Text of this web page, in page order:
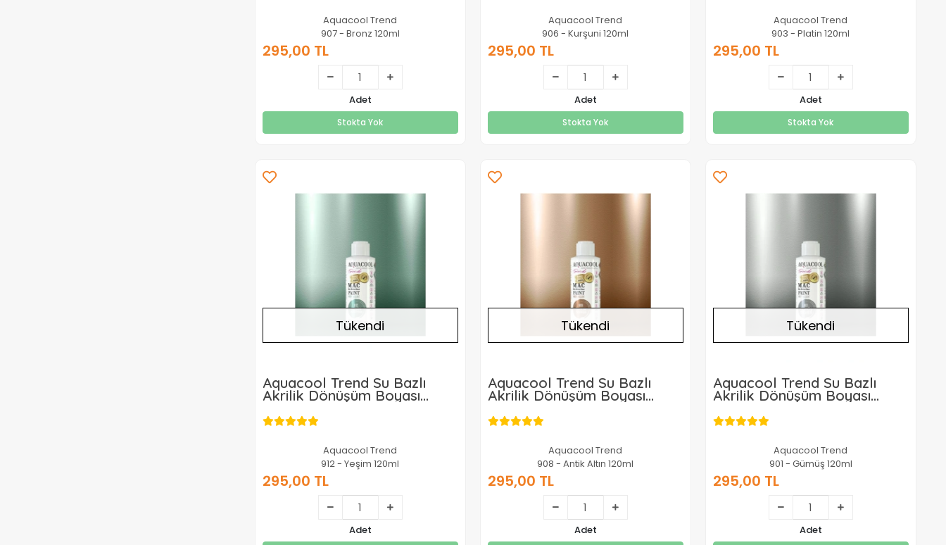
Aquacool Trend
907 - Bronz 120ml
295,00 TL
295,00 TL
Stokta Yok
Adet
Stokta Yok
Aquacool Trend
906 - Kurşuni 120ml
295,00 TL
295,00 TL
Stokta Yok
Adet
Stokta Yok
Aquacool Trend
903 - Platin 120ml
295,00 TL
295,00 TL
Stokta Yok
Adet
Stokta Yok
Tükendi
Aquacool Trend Su Bazlı
Akrilik Dönüşüm Boyası
Metalik Renk 912 Yeşim
120ml
Aquacool Trend
912 - Yeşim 120ml
295,00 TL
295,00 TL
Stokta Yok
Adet
Tükendi
Aquacool Trend Su Bazlı
Akrilik Dönüşüm Boyası
Metalik Renk 908 Antik Altın
120ml
Aquacool Trend
908 - Antik Altın 120ml
295,00 TL
295,00 TL
Stokta Yok
Adet
Tükendi
Aquacool Trend Su Bazlı
Akrilik Dönüşüm Boyası
Metalik Renk 901 Gümüş
120ml
Aquacool Trend
901 - Gümüş 120ml
295,00 TL
295,00 TL
Stokta Yok
Adet